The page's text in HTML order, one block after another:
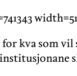
kva som vil